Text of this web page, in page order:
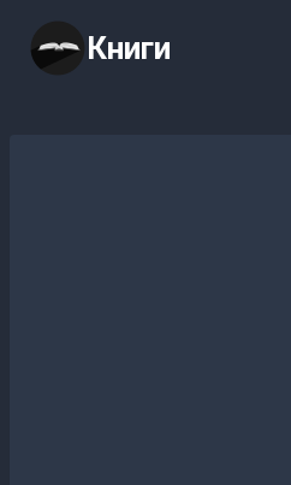
содержимому
Книги